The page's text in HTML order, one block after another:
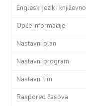
Engleski jezik i
Opće informacije
Nastavni plan
Nastavni program
Nastavni tim
Raspored časova